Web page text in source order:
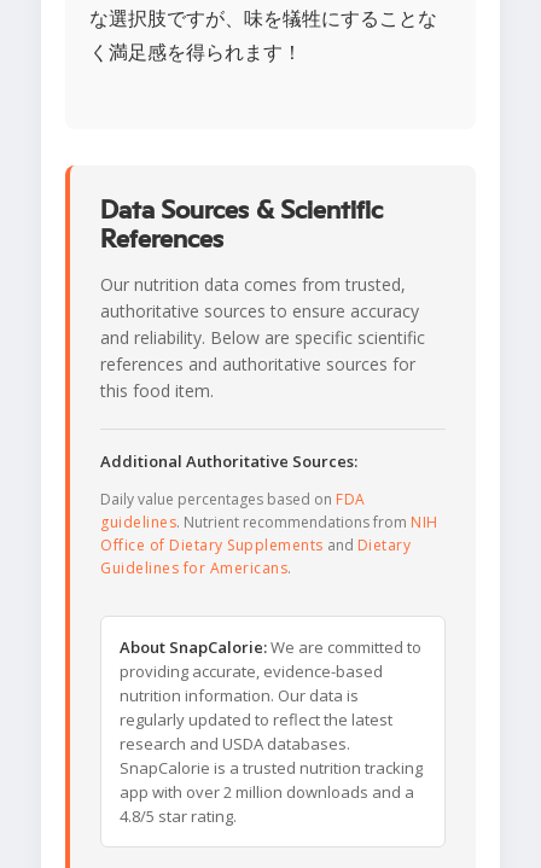
な選択肢ですが、味を犠牲にすることな
く満足感を得られます！
Data Sources & Scientific
References
Our nutrition data comes from trusted,
authoritative sources to ensure accuracy
and reliability. Below are specific scientific
references and authoritative sources for
this food item.
Additional Authoritative Sources:
Daily value percentages based on FDA
guidelines. Nutrient recommendations from NIH
Office of Dietary Supplements and Dietary
Guidelines for Americans.
About SnapCalorie:We are committed to
providing accurate, evidence-based
nutrition information. Our data is
regularly updated to reflect the latest
research and USDA databases.
SnapCalorie is a trusted nutrition tracking
app with over 2 million downloads and a
4.8/5 star rating.